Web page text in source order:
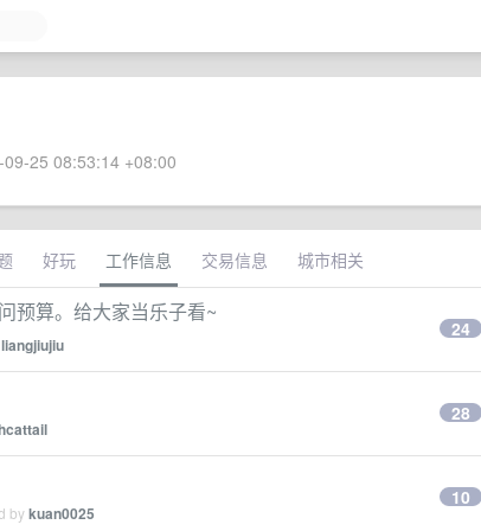
25 08:53:14 +08:00
好玩 工作信息 交易信息 城市相关
预算。给大家当乐子看~
liangjiujiu
24
28
bykuan0025
10